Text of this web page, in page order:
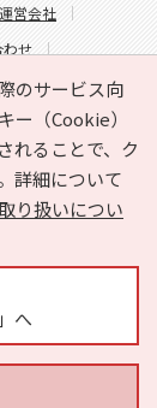
のサービス向
ー（Cookie）
れることで、ク
詳細について
り扱いについ
へ
運営会社
わせ